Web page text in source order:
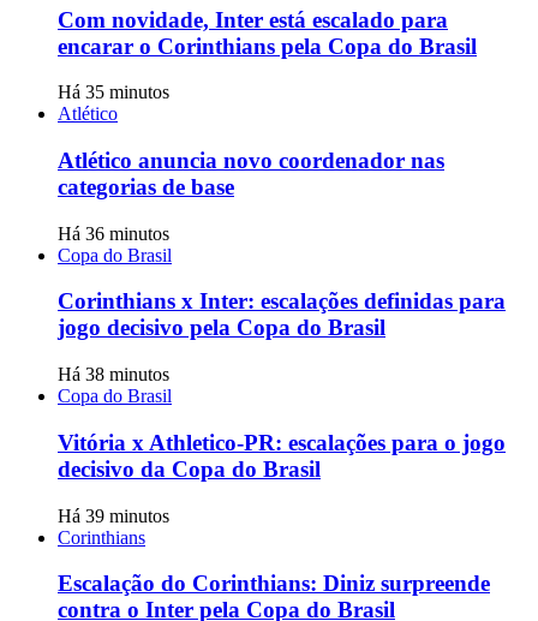
Com novidade, Inter está escalado para
encarar o Corinthians pela Copa do Brasil
Há 35 minutos
Atlético
Atlético anuncia novo coordenador nas
categorias de base
Há 36 minutos
Copa do Brasil
Corinthians x Inter: escalações definidas para
jogo decisivo pela Copa do Brasil
Há 38 minutos
Copa do Brasil
Vitória x Athletico-PR: escalações para o jogo
decisivo da Copa do Brasil
Há 39 minutos
Corinthians
Escalação do Corinthians: Diniz surpreende
contra o Inter pela Copa do Brasil